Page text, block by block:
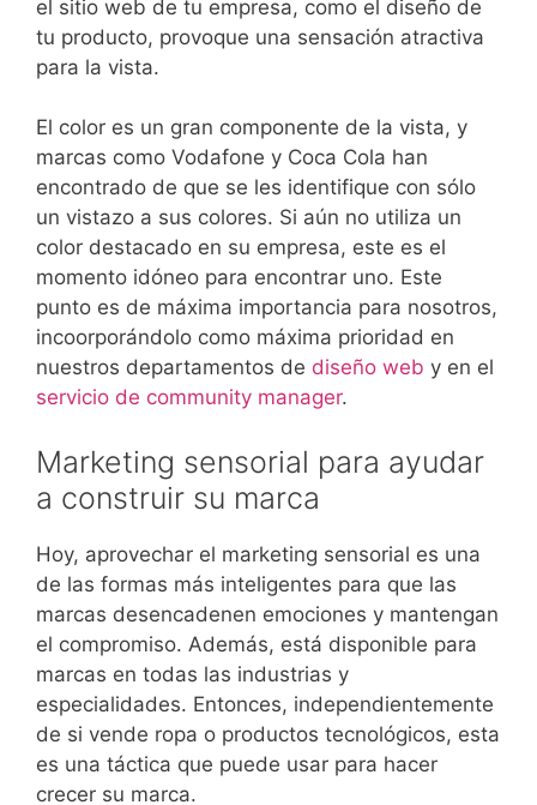
el sitio web de tu empresa, como el diseño de
tu producto, provoque una sensación atractiva
para la vista.
El color es un gran componente de la vista, y
marcas como Vodafone y Coca Cola han
encontrado de que se les identifique con sólo
un vistazo a sus colores. Si aún no utiliza un
color destacado en su empresa, este es el
momento idóneo para encontrar uno. Este
punto es de máxima importancia para nosotros,
incoorporándolo como máxima prioridad en
nuestros departamentos de diseño web y en el
servicio de community manager.
Marketing sensorial para ayudar
a construir su marca
Hoy, aprovechar el marketing sensorial es una
de las formas más inteligentes para que las
marcas desencadenen emociones y mantengan
el compromiso. Además, está disponible para
marcas en todas las industrias y
especialidades. Entonces, independientemente
de si vende ropa o productos tecnológicos, esta
es una táctica que puede usar para hacer
crecer su marca.